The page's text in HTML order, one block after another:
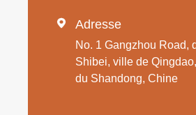
 Adresse
No. 1 Gangzhou Road,
Shibei, ville de
du Shandong, Chine